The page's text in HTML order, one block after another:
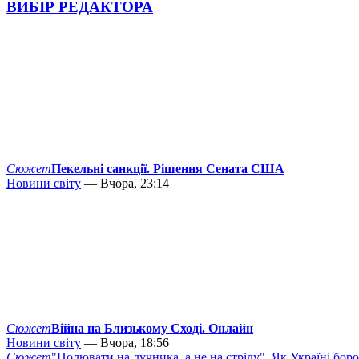
ВИБІР РЕДАКТОРА
СюжетПекельні санкції. Рішення Сената США
Новини світу — Вчора, 23:14
СюжетВійна на Близькому Сході. Онлайн
Новини світу — Вчора, 18:56